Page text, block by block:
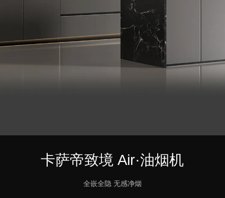
卡萨帝致境 Air·油烟机
全嵌全隐 无感净烟